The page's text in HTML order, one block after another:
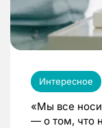
Интересное
«Мы все
— о том, что